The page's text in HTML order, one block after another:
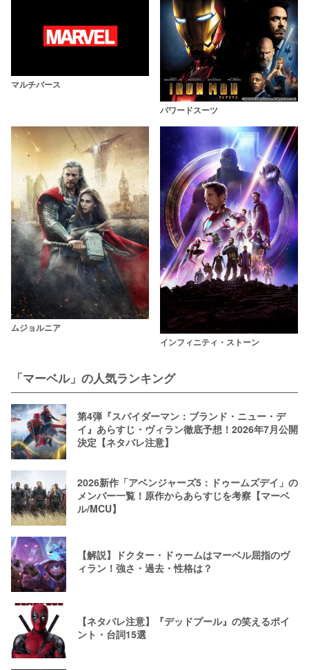
マルチバース
パワードスーツ
ムジョルニア
インフィニティ・ストーン
「マーベル」の人気ランキング
第4弾『スパイダーマン：ブランド・ニュー・デ
イ』あらすじ・ヴィラン徹底予想！2026年7月公開
決定【ネタバレ注意】
2026新作「アベンジャーズ5：ドゥームズデイ」の
メンバー一覧！原作からあらすじを考察【マーベ
ル/MCU】
【解説】ドクター・ドゥームはマーベル屈指のヴ
ィラン！強さ・過去・性格は？
【ネタバレ注意】『デッドプール』の笑えるポイ
ント・台詞15選